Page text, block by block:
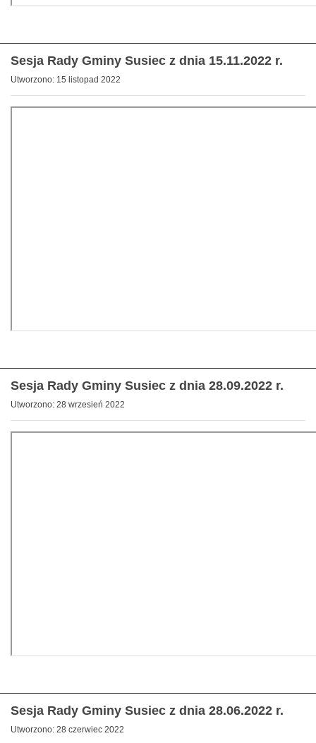
Sesja Rady Gminy Susiec z dnia 15.11.2022 r.
Utworzono: 15 listopad 2022
Sesja Rady Gminy Susiec z dnia 28.09.2022 r.
Utworzono: 28 wrzesień 2022
Sesja Rady Gminy Susiec z dnia 28.06.2022 r.
Utworzono: 28 czerwiec 2022